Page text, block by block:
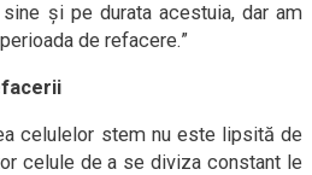
și pe durata acestuia, dar am
de refacere.”
celulelor stem nu este lipsită de
celule de a se diviza constant le